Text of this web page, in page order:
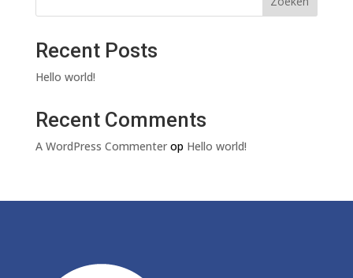
Recent Posts
Hello world!
Recent Comments
A WordPress Commenterop Hello world!